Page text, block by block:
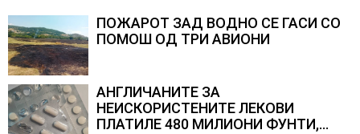
Полска, Франција и Германија
ПОЖАРОТ ЗАД ВОДНО СЕ ГАСИ СО
ПОМОШ ОД ТРИ АВИОНИ
АНГЛИЧАНИТЕ ЗА
НЕИСКОРИСТЕНИТЕ ЛЕКОВИ
ПЛАТИЛЕ 480 МИЛИОНИ ФУНТИ,